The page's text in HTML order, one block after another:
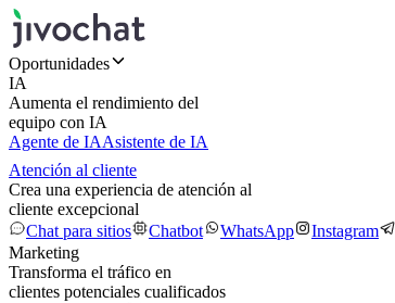
Oportunidades
IA
Aumenta el rendimiento del
equipo con IA
Agente de IAAsistente de IA
Atención al cliente
Crea una experiencia de atención al
cliente excepcional
Chat para sitios
Chatbot WhatsApp Instagram
Marketing
Transforma el tráfico en
clientes potenciales cualificados